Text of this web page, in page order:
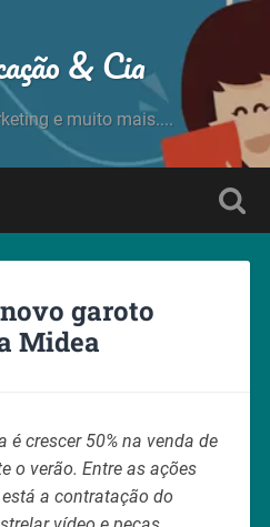
& Cia
e muito mais....
garoto
Midea
é crescer 50% na venda de
o verão. Entre as ações
a contratação do